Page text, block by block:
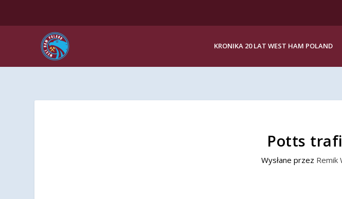
KRONIKA 20 LAT WEST HAM POLAND
Potts
Wysłane przez Remik